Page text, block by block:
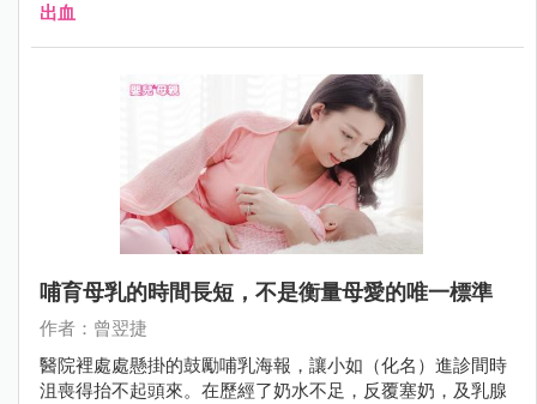
出血
哺育母乳的時間長短，不是衡量母愛的唯一標準
作者：曾翌捷
醫院裡處處懸掛的鼓勵哺乳海報，讓小如（化名）進診間時
沮喪得抬不起頭來。在歷經了奶水不足，反覆塞奶，及乳腺